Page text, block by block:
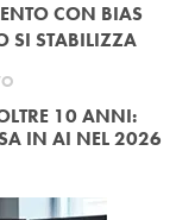
CON BIAS
SI STABILIZZA
10 ANNI:
IN AI NEL 2026